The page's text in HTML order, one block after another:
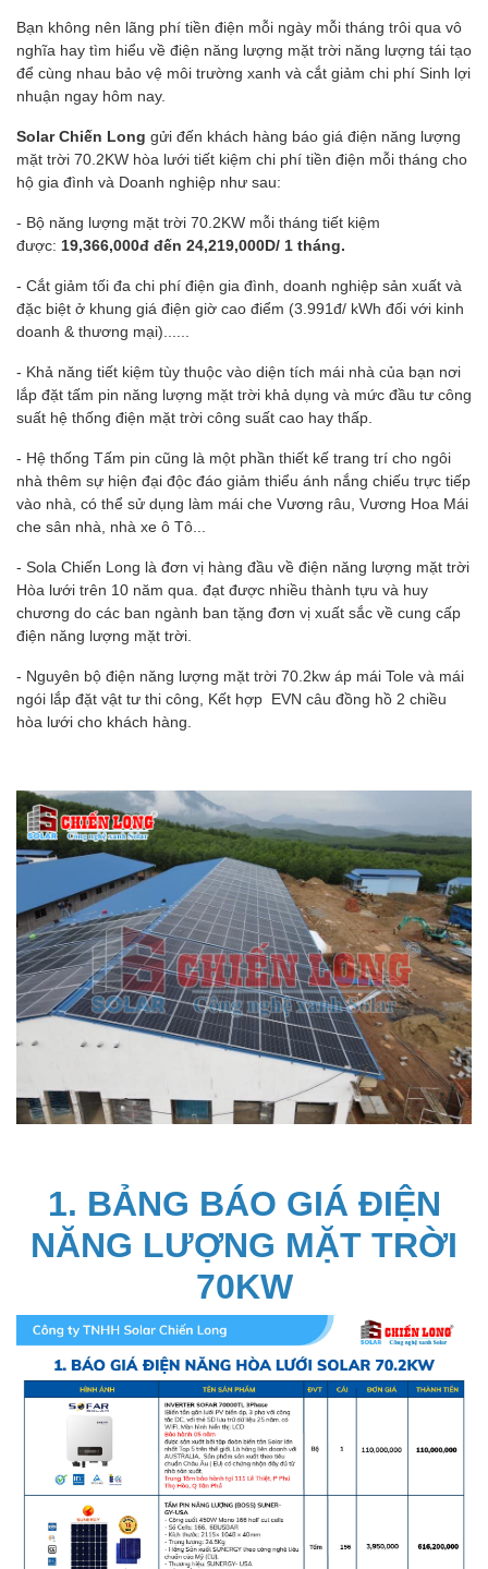
Bạn không nên lãng phí tiền điện mỗi ngày mỗi tháng trôi qua vô
nghĩa hay tìm hiểu về điện năng lượng mặt trời năng lượng tái tạo
để cùng nhau bảo vệ môi trường xanh và cắt giảm chi phí Sinh lợi
nhuận ngay hôm nay.
Solar Chiến Long gửi đến khách hàng báo giá điện năng lượng
mặt trời 70.2KW hòa lưới tiết kiệm chi phí tiền điện mỗi tháng cho
hộ gia đình và Doanh nghiệp như sau:
- Bộ năng lượng mặt trời 70.2KW mỗi tháng tiết kiệm
được: 19,366,000đ đến 24,219,000D/ 1 tháng.
- Cắt giảm tối đa chi phí điện gia đình, doanh nghiệp sản xuất và
đặc biệt ở khung giá điện giờ cao điểm (3.991đ/ kWh đối với kinh
doanh & thương mại)......
- Khả năng tiết kiệm tùy thuộc vào diện tích mái nhà của bạn nơi
lắp đặt tấm pin năng lượng mặt trời khả dụng và mức đầu tư công
suất hệ thống điện mặt trời công suất cao hay thấp.
- Hệ thống Tấm pin cũng là một phần thiết kế trang trí cho ngôi
nhà thêm sự hiện đại độc đáo giảm thiểu ánh nắng chiếu trực tiếp
vào nhà, có thể sử dụng làm mái che Vương râu, Vương Hoa Mái
che sân nhà, nhà xe ô Tô...
- Sola Chiến Long là đơn vị hàng đầu về điện năng lượng mặt trời
Hòa lưới trên 10 năm qua. đạt được nhiều thành tựu và huy
chương do các ban ngành ban tặng đơn vị xuất sắc về cung cấp
điện năng lượng mặt trời.
- Nguyên bộ điện năng lượng mặt trời 70.2kw áp mái Tole và mái
ngói lắp đặt vật tư thi công, Kết hợp EVN câu đồng hồ 2 chiều
hòa lưới cho khách hàng.
1. BẢNG BÁO GIÁ ĐIỆN
NĂNG LƯỢNG MẶT TRỜI
70KW